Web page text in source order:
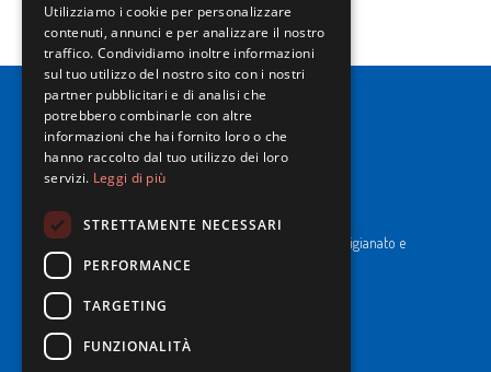
CF e P. Iva 00183410653 / REA di RE n°277595.
Ufficio del Registro: Camera di Commercio Industria Artigianato e
Agricoltura di Reggio Emilia.
Cap. Soc. € 43.935.050,00 i.v.
Privacy Policy
Utilizziamo i cookie per personalizzare
contenuti, annunci e per analizzare il nostro
traffico. Condividiamo inoltre informazioni
sul tuo utilizzo del nostro sito con i nostri
partner pubblicitari e di analisi che
potrebbero combinarle con altre
informazioni che hai fornito loro o che
hanno raccolto dal tuo utilizzo dei loro
servizi. Leggi di più
STRETTAMENTE NECESSARI
PERFORMANCE
TARGETING
FUNZIONALITÀ